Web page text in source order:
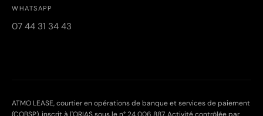
WHATSAPP
07 44 31 34 43
ATMO LEASE, courtier en opérations de banque et services de paiement